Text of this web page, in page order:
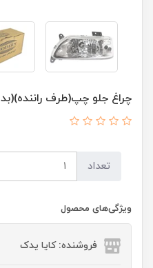
چراغ جلو چپ(طرف راننده)(بدون
تعداد
ویژگی‌های محصول
فروشنده: کایا یدک